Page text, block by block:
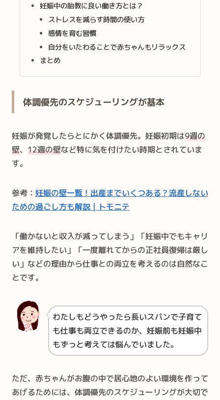
妊娠中の胎教に良い働き方とは？
ストレスを減らす時間の使い方
感情を育む習慣
自分をいたわることで赤ちゃんもリラックス
まとめ
体調優先のスケジューリングが基本
妊娠が発覚したらとにかく体調優先。妊娠初期は9週の
壁、 12週の壁など特に気を付けたい時期とされていま
す。
参考： 妊娠の壁一覧！出産までいくつある？流産しない
ための過ごし方も解説 | トモニテ
「働かないと収入が減ってしまう」「妊娠中でもキャリ
アを維持したい」「一度離れてからの正社員復帰は厳し
い」などの理由から仕事との両立を考えるのは自然なこ
とです。
わたしもどうやったら長いスパンで子育て
も仕事も両立できるのか、妊娠前も妊娠中
もずっと考えては悩んでいました。
ただ、赤ちゃんがお腹の中で居心地のよい環境を作って
あげるためには、体調優先のスケジューリングが大切で